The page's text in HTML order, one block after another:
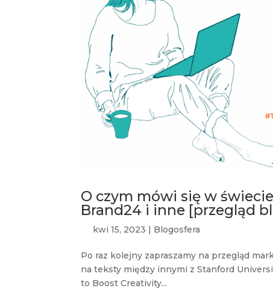
O czym mówi się w
Brand24 i inne [przegląd
kwi 15, 2023 | Blogosfera
Po raz kolejny zapraszamy na przegląd
na teksty między innymi z Stanford
to Boost Creativity...